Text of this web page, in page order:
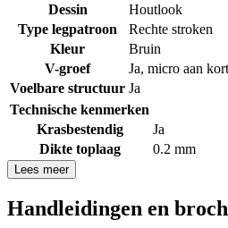
Dessin
Houtlook
Type legpatroon
Rechte stroken
Kleur
Bruin
V-groef
Ja, micro aan
Voelbare structuur Ja
Technische kenmerken
Krasbestendig
Ja
Dikte toplaag
0.2 mm
Lees meer
Handleidingen en